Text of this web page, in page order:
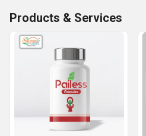
Products & Services